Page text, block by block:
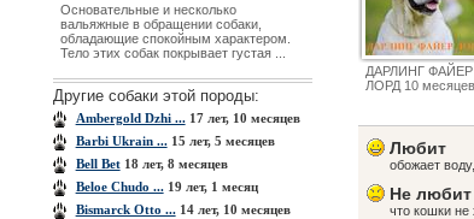
Основательные и несколько
вальяжные в обращении собаки,
обладающие спокойным характером.
Тело этих собак покрывает густая ...
Другие собаки этой породы:
Ambergold Dzhi ...17 лет, 10 месяцев
Barbi Ukrain ...15 лет, 5 месяцев
Bell Bet18 лет, 8 месяцев
Beloe Chudo ...19 лет, 1 месяц
Bismarck Otto ...14 лет, 10 месяцев
ДАРЛИНГ ФАЙЕР
ЛОРД 10 месяцев
Любит
обожает
Не любит
что кошки не